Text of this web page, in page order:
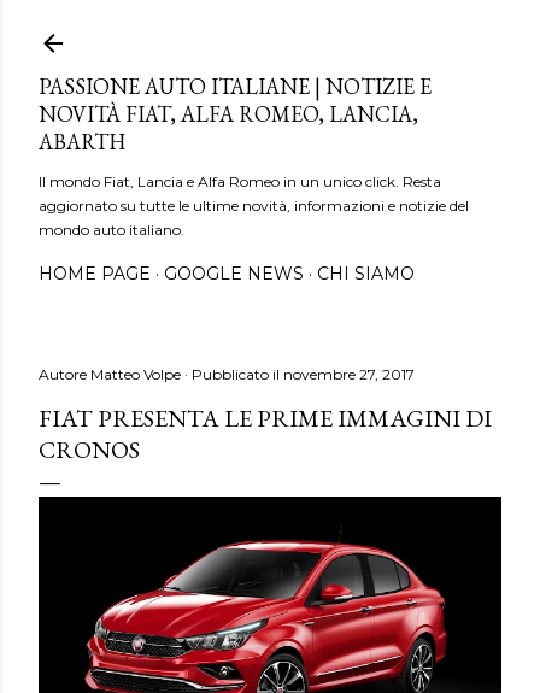
PASSIONE AUTO ITALIANE | NOTIZIE E
NOVITÀ FIAT, ALFA ROMEO, LANCIA,
ABARTH
Il mondo Fiat, Lancia e Alfa Romeo in un unico click. Resta
aggiornato su tutte le ultime novità, informazioni e notizie del
mondo auto italiano.
HOME PAGE GOOGLE NEWS CHI SIAMO
Autore Matteo Volpe Pubblicato il novembre 27, 2017
FIAT PRESENTA LE PRIME IMMAGINI DI
CRONOS